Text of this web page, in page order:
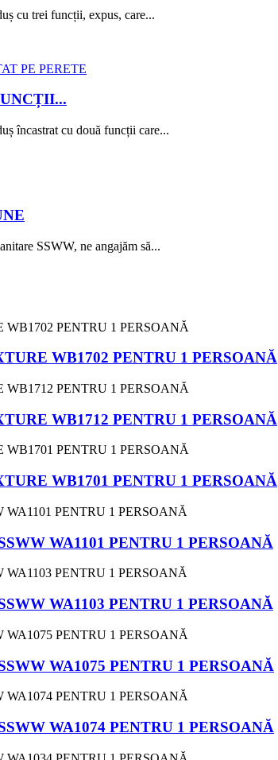
cu trei funcții, expus, care...
încastrat cu două funcții care...
SSWW, ne angajăm să...
WB1702 PENTRU 1 PERSOANĂ
WB1712 PENTRU 1 PERSOANĂ
WB1701 PENTRU 1 PERSOANĂ
WA1101 PENTRU 1 PERSOANĂ
WA1103 PENTRU 1 PERSOANĂ
WA1075 PENTRU 1 PERSOANĂ
WA1074 PENTRU 1 PERSOANĂ